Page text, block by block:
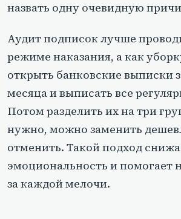
назвать одну очевидную
Аудит подписок лучше
режиме наказания, а как
открыть банковские выписки
месяца и выписать все
Потом разделить их на три
нужно, можно заменить
отменить. Такой подход
эмоциональность и помогает
за каждой мелочи.